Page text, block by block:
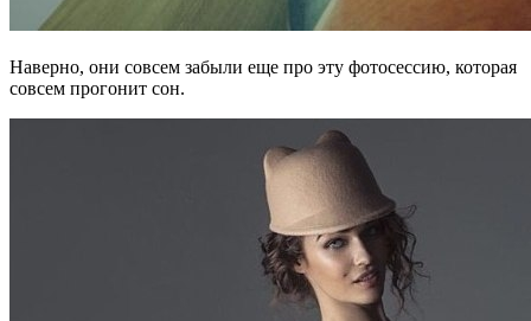
Наверно, они совсем забыли еще про эту фотосессию, которая
совсем прогонит сон.